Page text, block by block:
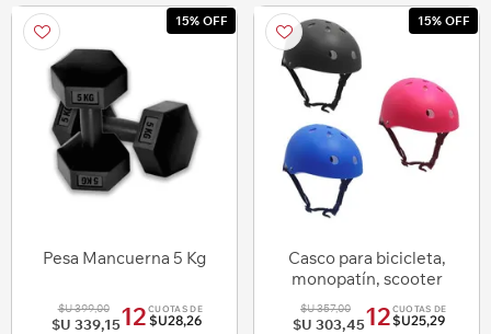
15% OFF
Pesa Mancuerna 5 Kg
$U 399,00
$U 339,1512 CUOTAS DE
$U28,26
15% OFF
Casco para bicicleta,
monopatín, scooter
$U 357,00
$U 303,4512 CUOTAS DE
$U25,29